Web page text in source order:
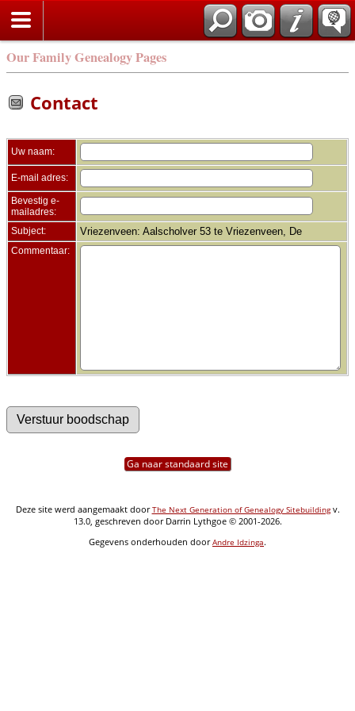
Our Family Genealogy Pages
Contact
Uw naam:
E-mail adres:
Bevestig e-
mailadres:
Subject:
Vriezenveen: Aalscholver 53 te Vriezenveen, De
Commentaar:
Ga naar standaard site
Deze site werd aangemaakt doorThe Next Generation of Genealogy Sitebuildingv.
13.0, geschreven door Darrin Lythgoe © 2001-2026.
Gegevens onderhouden doorAndre Idzinga.